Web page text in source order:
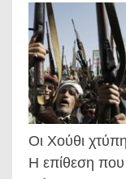
Οι Χούθι
Η επίθεση